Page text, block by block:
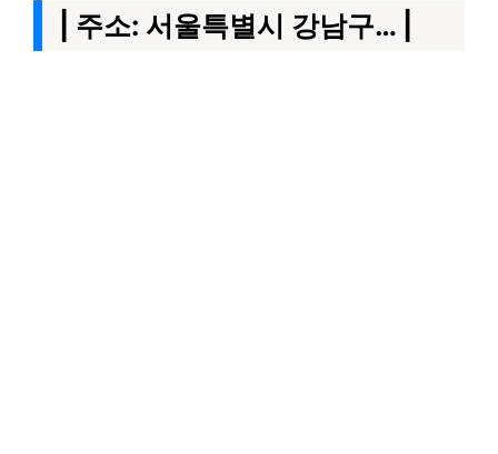
| 주소: 서울특별시 강남구… |